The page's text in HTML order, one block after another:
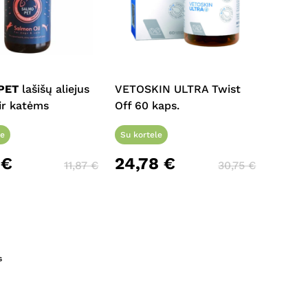
lašišų aliejus
katėms
€ 11,87€
VETOSKIN ULTRA Twist
Off 60 kaps.
Su kortele
24,78€ 30,75€